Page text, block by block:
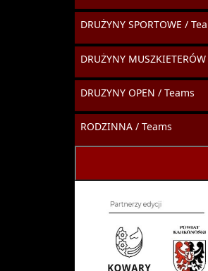
DRUŻYNY SPORTOWE /
DRUŻYNY
DRUZYNY OPEN / Teams
RODZINNA / Teams